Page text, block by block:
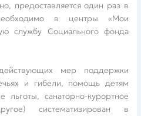
предоставляется один раз в
в центры «Мои
службу Социального фонда
мер поддержки
и гибели, помощь детям
льготы, санаторно-курортное
систематизирован в